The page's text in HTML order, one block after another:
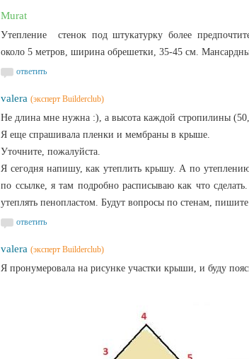
Murat
Утепление стенок под штукатурку более
около 5 метров, ширина обрешетки, 35-45 см.
ответить
valera (эксперт Builderclub)
Не длина мне нужна :), а высота каждой стропилины
Я еще спрашивала пленки и мембраны в крыше.
Уточните, пожалуйста.
Я сегодня напишу, как утеплить крышу. А по
по ссылке, я там подробно расписываю как что
утеплять пенопластом. Будут вопросы по стенам,
ответить
valera (эксперт Builderclub)
Я пронумеровала на рисунке участки крыши, и буду